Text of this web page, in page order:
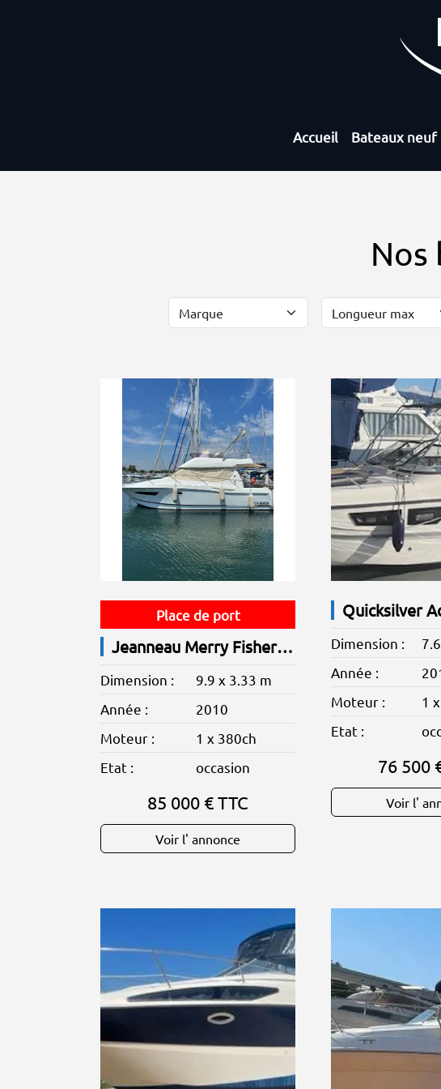
Accueil Bateaux neuf
Nos
Place de port
Jeanneau Merry Fisher 10
Dimension :
9.9 x 3.33 m
Année :
2010
Moteur :
1 x 380ch
Etat :
occasion
85 000 € TTC
Voir l' annonce
Quicksilver
Dimension :
Année :
Moteur :
1
Etat :
76 500
Voir l'